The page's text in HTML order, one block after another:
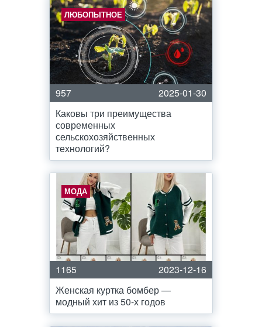
ЛЮБОПЫТНОЕ
957
2025-01-30
Каковы три преимущества
современных
сельскохозяйственных
технологий?
МОДА
1165
2023-12-16
Женская куртка бомбер —
модный хит из 50-х годов